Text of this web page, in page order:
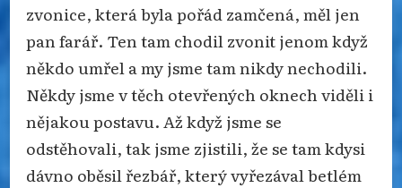
zvonice, která byla pořád zamčená, měl jen
pan farář. Ten tam chodil zvonit jenom když
někdo umřel a my jsme tam nikdy nechodili.
Někdy jsme v těch otevřených oknech viděli i
nějakou postavu. Až když jsme se
odstěhovali, tak jsme zjistili, že se tam kdysi
dávno oběsil řezbář, který vyřezával betlém